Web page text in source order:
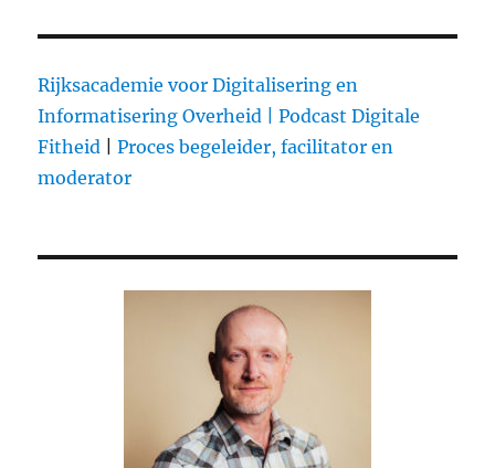
Rijksacademie voor Digitalisering en
Informatisering Overheid |
Podcast Digitale
Fitheid |Proces begeleider, facilitator en
moderator